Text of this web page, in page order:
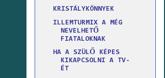
KRISTÁLYKÖNNYEK
ILLEMTURMIX A MÉG
NEVELHETŐ
FIATALOKNAK
HA A SZÜLŐ KÉPES
KIKAPCSOLNI A TV-
ÉT